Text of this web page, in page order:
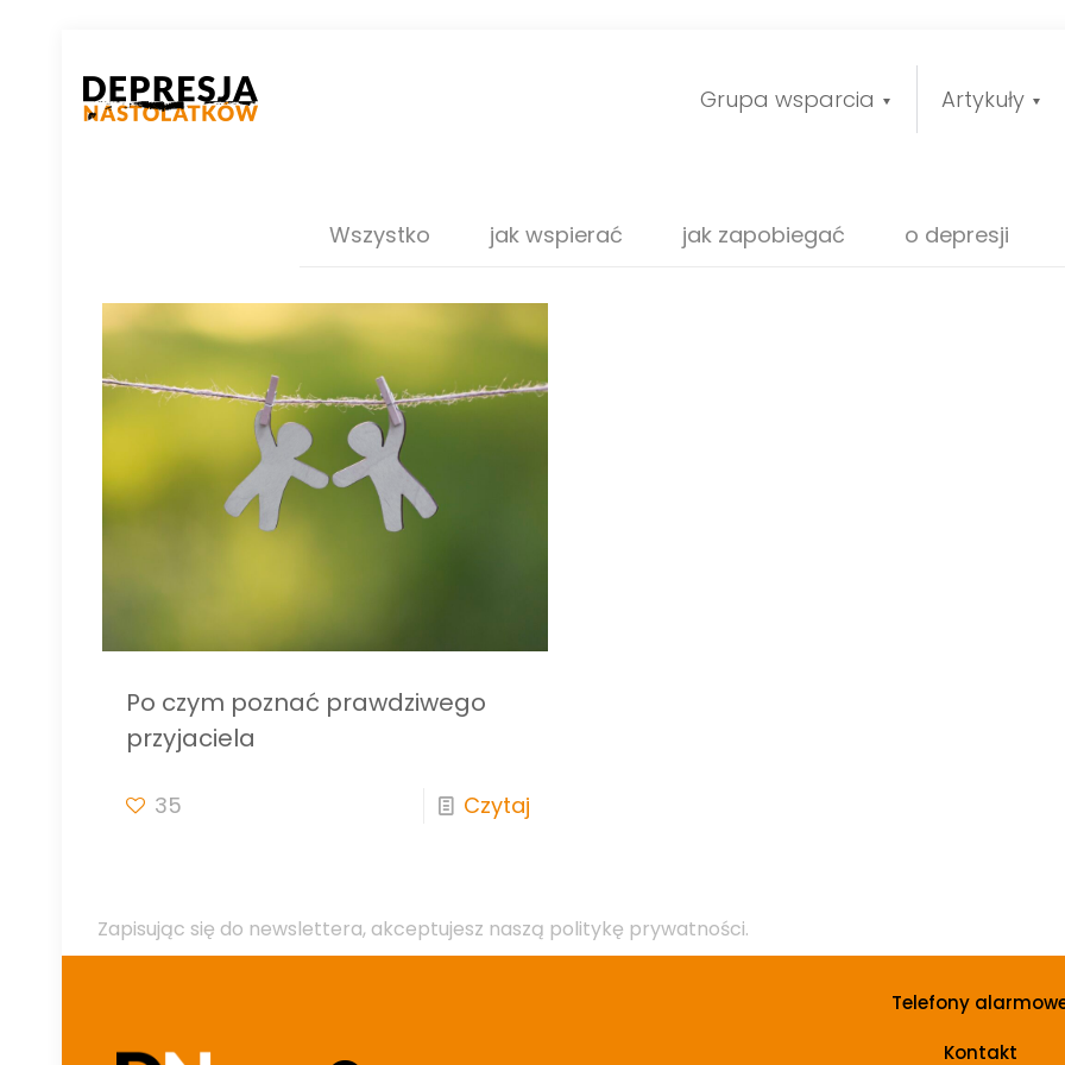
Grupa wsparcia Artykuły
Wszystko jak wspierać jak zapobiegać o depresji
Po czym poznać prawdziwego
przyjaciela
35 Czytaj
Zapisując się do newslettera, akceptujesz naszą politykę prywatności.
Telefony
Kontakt